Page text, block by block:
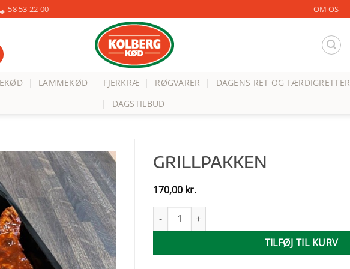
58 53 22 00 OM OS
LAMMEKØD FJERKRÆ RØGVARER DAGENS RET OG FÆRDIGRETTER
DAGSTILBUD
GRILLPAKKEN
170,00 kr.
Grillpakken antal
TILFØJ TIL KURV